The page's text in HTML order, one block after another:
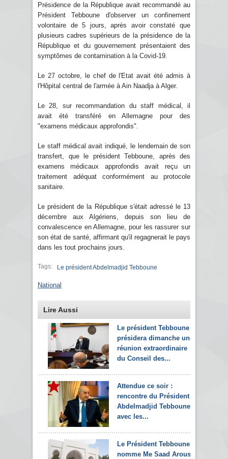
Présidence de la République avait recommandé au
Président Tebboune d'observer un confinement
volontaire de 5 jours, après avoir constaté que
plusieurs cadres supérieurs de la présidence de la
République et du gouvernement présentaient des
symptômes de contamination à la Covid-19.
Le 27 octobre, le chef de l'Etat avait été admis à
l'Hôpital central de l'armée à Ain Naadja à Alger.
Le 28, sur recommandation du staff médical, il
avait été transféré en Allemagne pour des
"examens médicaux approfondis".
Le staff médical avait indiqué, le lendemain de son
transfert, que le président Tebboune, après des
examens médicaux approfondis avait reçu un
traitement adéquat conformément au protocole
sanitaire.
Le président de la République s'était adressé le 13
décembre aux Algériens, depuis son lieu de
convalescence en Allemagne, pour les rassurer sur
son état de santé, affirmant qu'il regagnerait le pays
dans les tout prochains jours.
Tags: Le président Abdelmadjid Tebboune
National
Lire Aussi
Le président Tebboune
présidera dimanche une
réunion extraordinaire
du Conseil des...
Attendue ce soir :
rencontre du Président
Abdelmadjid Tebboune
avec les...
Le Président Tebboune
nomme Me Saad Arous